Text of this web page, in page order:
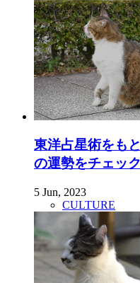
東洋占星術をも
の運勢をチェック
5 Jun, 2023
CULTURE